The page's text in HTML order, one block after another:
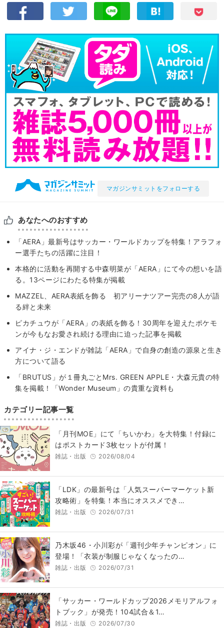
マガジンサミットをフォローする
あなたへのおすすめ
「AERA」最新号はサッカー・ワールドカップを特集！アラフォ
ー選手たちの活躍に注目！
本格的に活動を再開する中森明菜が「AERA」にて今の想いを語
る。13ページにわたる特集が掲載
MAZZEL、AERA表紙を飾る 初アリーナツアー完売の8人が語
る絆と未来
ピカチュウが「AERA」の表紙を飾る！30周年を迎えたポケモ
ンが今もなお愛され続ける理由に迫った記事を掲載
アイナ・ジ・エンドが雑誌「AERA」で自身の創造の源泉と生き
方について語る
「BRUTUS」が１冊丸ごとMrs. GREEN APPLE・大森元貴の特
集を掲載！「Wonder Museum」の貴重な資料も
カテゴリー記事一覧
「月刊MOE」にて「ちいかわ」を大特集！付録に
はポストカード3枚セットが付属！
雑誌・出版 2026/08/04
「LDK」の最新号は「人気スーパーマーケット新
攻略術」を特集！本当にオススメでき…
雑誌・出版 2026/07/31
乃木坂46・小川彩が「週刊少年チャンピオン」に
登場！「衣装が制服じゃなくなったの…
雑誌・出版 2026/07/31
「サッカー・ワールドカップ2026メモリアルフォ
トブック」が発売！104試合＆1…
雑誌・出版 2026/07/30